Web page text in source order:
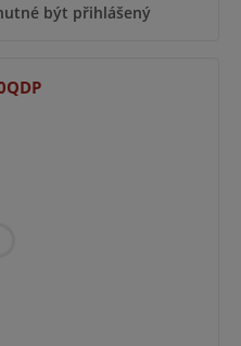
být přihlášený